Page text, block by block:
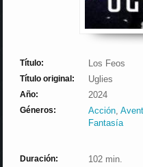
Título: Los Feos
Título original: Uglies
Año: 2024
Géneros: Acción,
Fantasía
Duración: 102 min.